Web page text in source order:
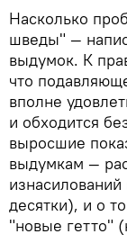
Насколько
шведы" —
выдумок. К
что
вполне
и обходится
выросшие
выдумкам —
десятки), и о
"новые гетто"